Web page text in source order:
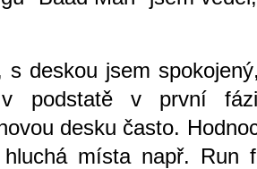
s deskou jsem
podstatě v první fázi
desku často.
místa např. Run